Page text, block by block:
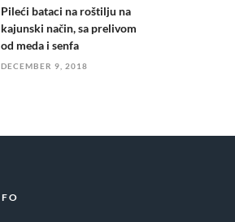
Pileći bataci na roštilju na
kajunski način, sa prelivom
od meda i senfa
DECEMBER 9, 2018